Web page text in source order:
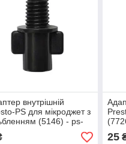
внутрішній
PS для мікроджет з
(5146) - ps-
25